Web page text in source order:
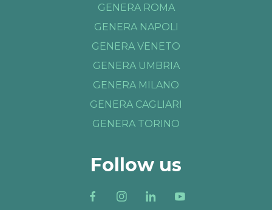
GENERA ROMA
GENERA NAPOLI
GENERA VENETO
GENERA UMBRIA
GENERA MILANO
GENERA CAGLIARI
GENERA TORINO
Follow us